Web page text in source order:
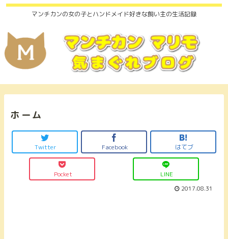
マンチカンの女の子とハンドメイド好きな飼い主の生活記録
ホーム
Twitter Facebook はてブ
Pocket LINE
2017.08.31